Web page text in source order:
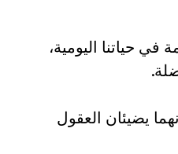
حياتنا اليومية،
يضيئان العقول